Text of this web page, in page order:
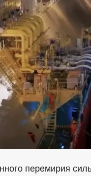
перемирия